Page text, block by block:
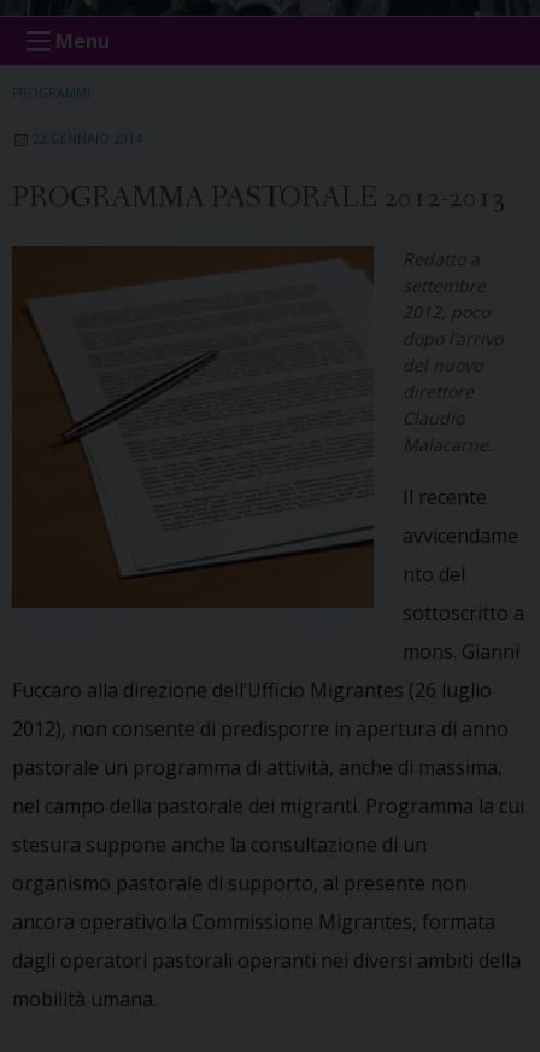
Menu
PROGRAMMI
22 GENNAIO 2014
PROGRAMMA PASTORALE 2012-2013
Redatto a
settembre
2012, poco
dopo l’arrivo
del nuovo
direttore
Claudio
Malacarne.
Il recente
avvicendame
nto del
sottoscritto a
mons. Gianni
Fuccaro alla direzione dell’Ufficio Migrantes (26 luglio
2012), non consente di predisporre in apertura di anno
pastorale un programma di attività, anche di massima,
nel campo della pastorale dei migranti. Programma la cui
stesura suppone anche la consultazione di un
organismo pastorale di supporto, al presente non
ancora operativo:la Commissione Migrantes, formata
dagli operatori pastorali operanti nei diversi ambiti della
mobilità umana.